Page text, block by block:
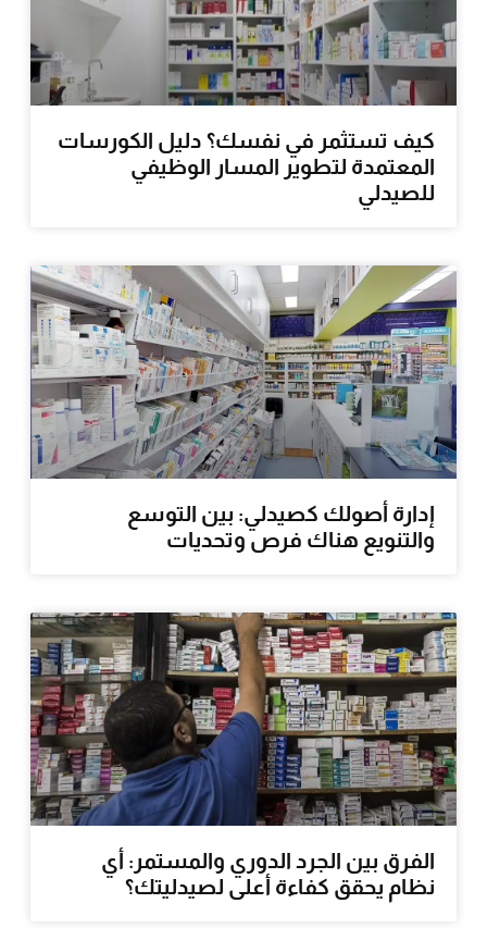
كيف تستثمر في نفسك؟ دليل الكورسات
المعتمدة لتطوير المسار الوظيفي
للصيدلي
إدارة أصولك كصيدلي: بين التوسع
والتنويع هناك فرص وتحديات
الفرق بين الجرد الدوري والمستمر: أي
نظام يحقق كفاءة أعلى لصيدليتك؟